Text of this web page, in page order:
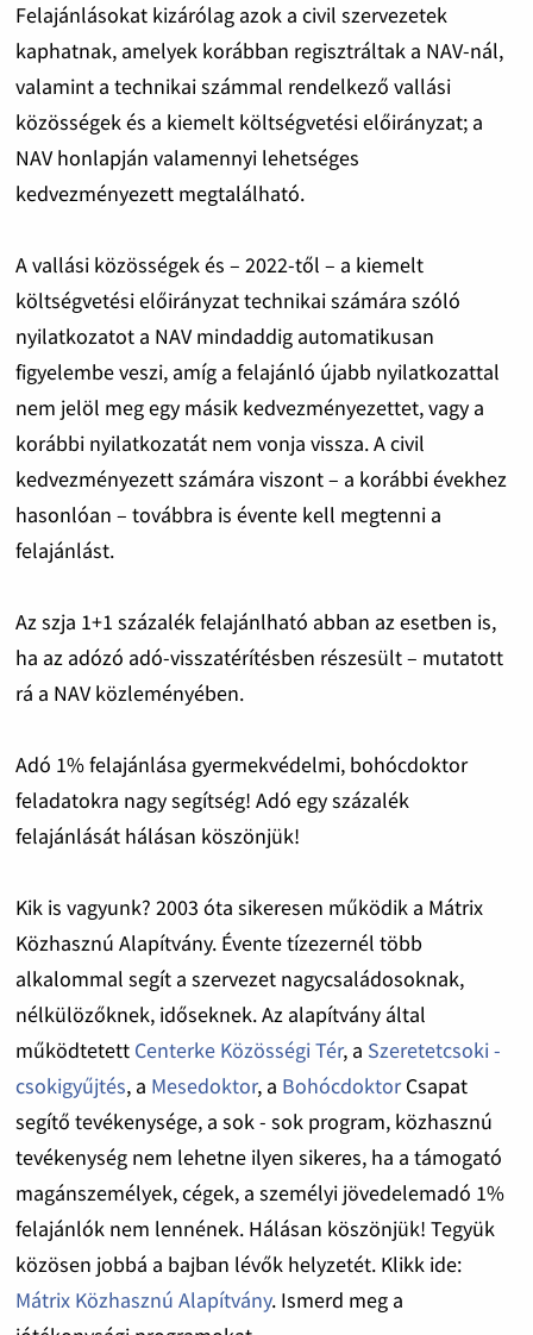
Felajánlásokat kizárólag azok a civil szervezetek
kaphatnak, amelyek korábban regisztráltak a NAV-nál,
valamint a technikai számmal rendelkező vallási
közösségek és a kiemelt költségvetési előirányzat; a
NAV honlapján valamennyi lehetséges
kedvezményezett megtalálható.
A vallási közösségek és – 2022-től – a kiemelt
költségvetési előirányzat technikai számára szóló
nyilatkozatot a NAV mindaddig automatikusan
figyelembe veszi, amíg a felajánló újabb nyilatkozattal
nem jelöl meg egy másik kedvezményezettet, vagy a
korábbi nyilatkozatát nem vonja vissza. A civil
kedvezményezett számára viszont – a korábbi évekhez
hasonlóan – továbbra is évente kell megtenni a
felajánlást.
Az szja 1+1 százalék felajánlható abban az esetben is,
ha az adózó adó-visszatérítésben részesült – mutatott
rá a NAV közleményében.
Adó 1% felajánlása gyermekvédelmi, bohócdoktor
feladatokra nagy segítség! Adó egy százalék
felajánlását hálásan köszönjük!
Kik is vagyunk? 2003 óta sikeresen működik a Mátrix
Közhasznú Alapítvány. Évente tízezernél több
alkalommal segít a szervezet nagycsaládosoknak,
nélkülözőknek, időseknek. Az alapítvány által
működtetett Centerke Közösségi Tér, a Szeretetcsoki -
csokigyűjtés, a Mesedoktor, a BohócdoktorCsapat
segítő tevékenysége, a sok - sok program, közhasznú
tevékenység nem lehetne ilyen sikeres, ha a támogató
magánszemélyek, cégek, a személyi jövedelemadó 1%
felajánlók nem lennének. Hálásan köszönjük! Tegyük
közösen jobbá a bajban lévők helyzetét. Klikk ide:
Mátrix Közhasznú Alapítvány. Ismerd meg a